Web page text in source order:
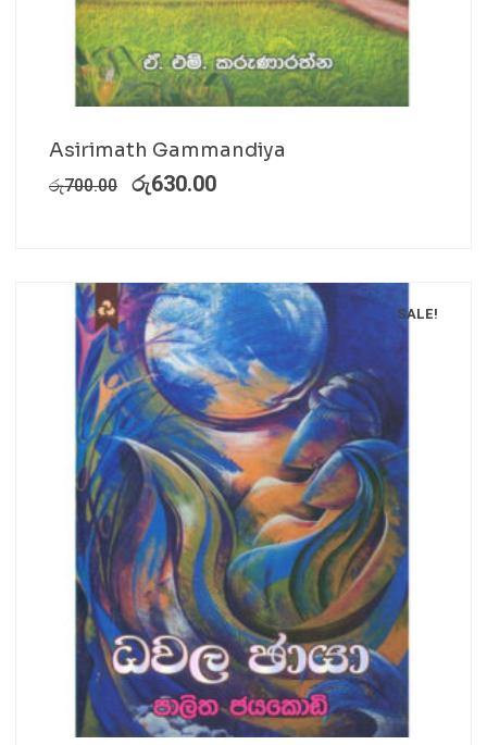
Asirimath Gammandiya
රු700.00 රු630.00
SALE!